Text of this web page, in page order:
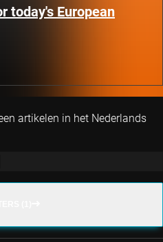
today's European
artikelen in het Nederlands